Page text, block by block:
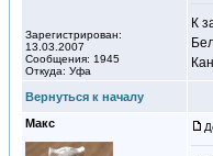
Зарегистрирован:
13.03.2007
Сообщения: 1945
Откуда: Уфа
К
Вернуться к началу
Макс